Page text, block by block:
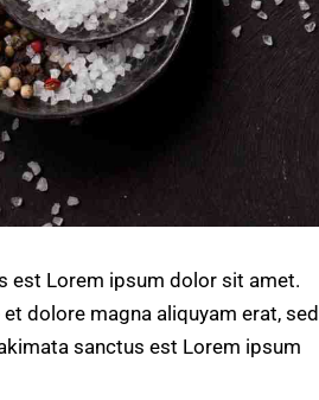
est Lorem ipsum dolor sit amet.
dolore magna aliquyam erat, sed
sanctus est Lorem ipsum